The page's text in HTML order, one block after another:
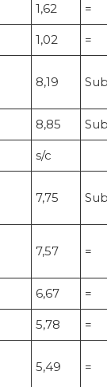
1,62 =
1,02 =
8,19
8,85
s/c
7,75
7,57 =
6,67 =
5,78 =
5,49 =